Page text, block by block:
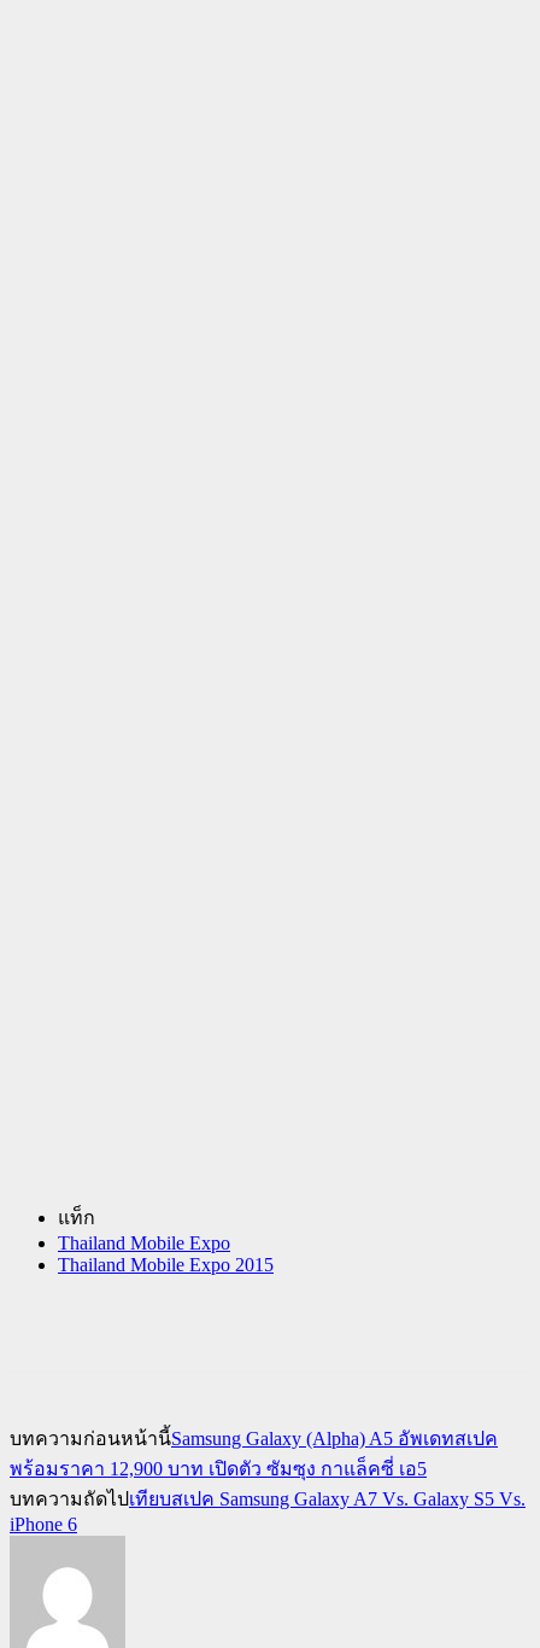
แท็ก
Thailand Mobile Expo
Thailand Mobile Expo 2015
บทความก่อนหน้านี้Samsung Galaxy (Alpha) A5 อัพเดทสเปค
พร้อมราคา 12,900 บาท เปิดตัว ซัมซุง กาแล็คซี่ เอ5
บทความถัดไปเทียบสเปค Samsung Galaxy A7 Vs. Galaxy S5 Vs.
iPhone 6